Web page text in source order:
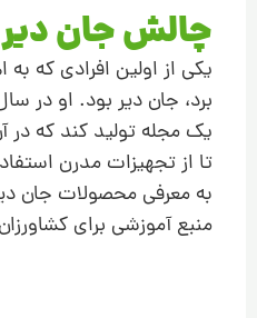
چالش جان دیر
یکی از اولین افرادی که
یک مجله تولید کند که در
تا از تجهیزات مدرن
به معرفی محصولات جان
منبع آموزشی برای